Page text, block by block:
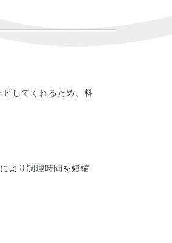
してくれるため、料
より調理時間を短縮